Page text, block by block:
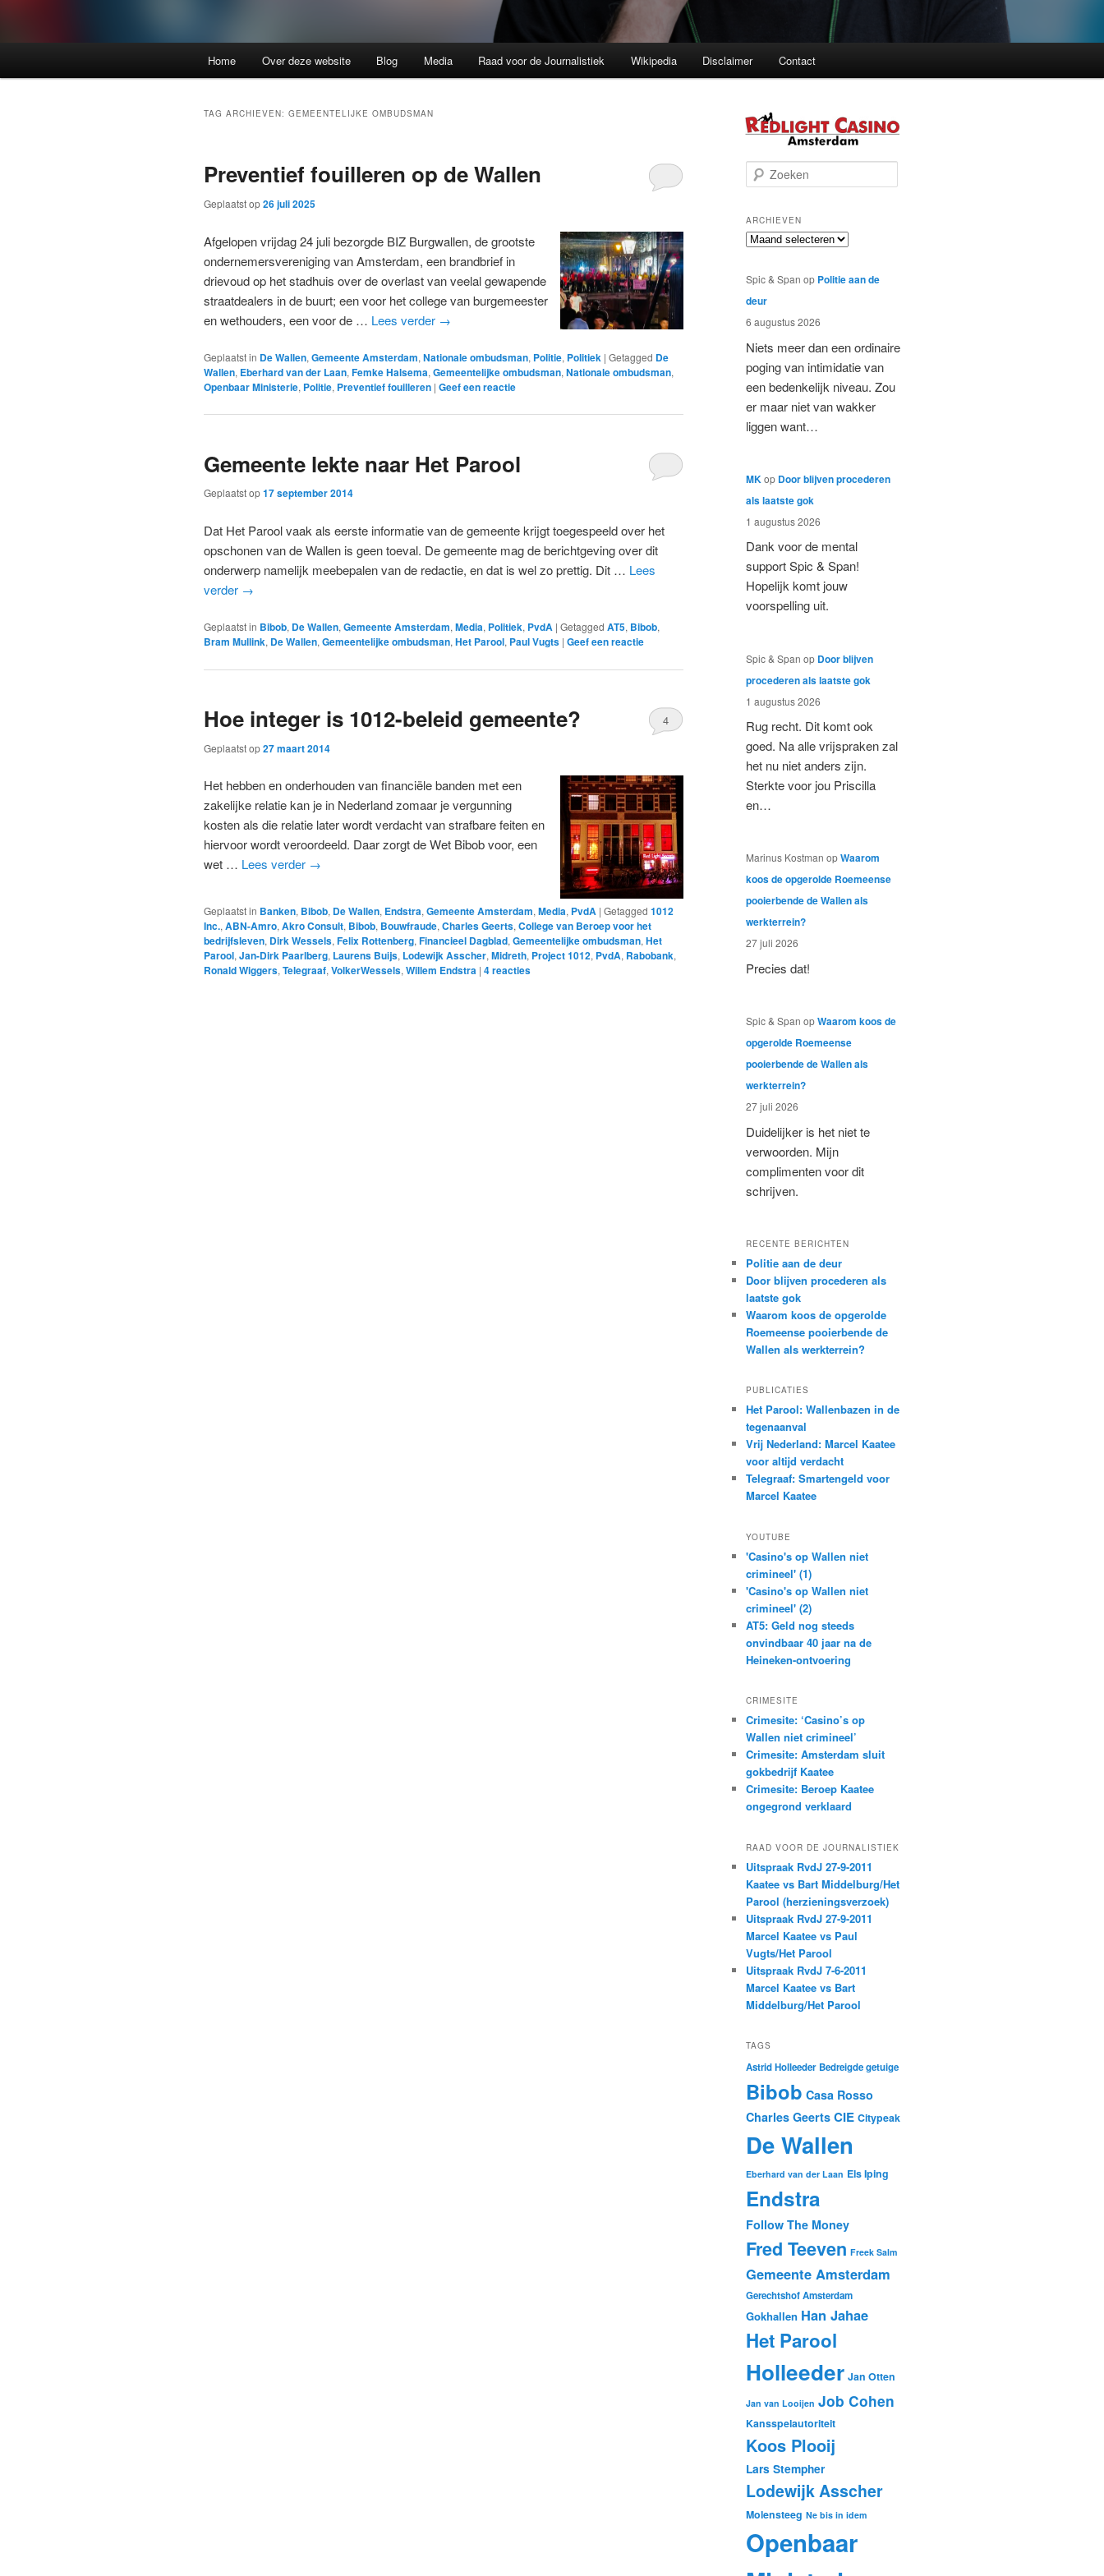
Home Over deze website Blog Media Raad voor de Journalistiek Wikipedia Disclaimer Contact
TAG ARCHIEVEN: GEMEENTELIJKE OMBUDSMAN
Preventief fouilleren op de Wallen
Geplaatst op26 juli 2025
Afgelopen vrijdag 24 juli bezorgde BIZ Burgwallen, de grootste
ondernemersvereniging van Amsterdam, een brandbrief in
drievoud op het stadhuis over de overlast van veelal gewapende
straatdealers in de buurt; een voor het college van burgemeester
en wethouders, een voor de … Lees verder →
Geplaatst in De Wallen, Gemeente Amsterdam, Nationale ombudsman, Politie, Politiek | Getagged De
Wallen, Eberhard van der Laan, Femke Halsema, Gemeentelijke ombudsman, Nationale ombudsman,
Openbaar Ministerie, Politie, Preventief fouilleren | Geef een reactie
Gemeente lekte naar Het Parool
Geplaatst op17 september 2014
Dat Het Parool vaak als eerste informatie van de gemeente krijgt toegespeeld over het
opschonen van de Wallen is geen toeval. De gemeente mag de berichtgeving over dit
onderwerp namelijk meebepalen van de redactie, en dat is wel zo prettig. Dit … Lees
verder →
Geplaatst in Bibob, De Wallen, Gemeente Amsterdam, Media, Politiek, PvdA | Getagged AT5, Bibob,
Bram Mullink, De Wallen, Gemeentelijke ombudsman, Het Parool, Paul Vugts | Geef een reactie
Hoe integer is 1012-beleid gemeente?
Geplaatst op27 maart 2014
4
Het hebben en onderhouden van financiële banden met een
zakelijke relatie kan je in Nederland zomaar je vergunning
kosten als die relatie later wordt verdacht van strafbare feiten en
hiervoor wordt veroordeeld. Daar zorgt de Wet Bibob voor, een
wet … Lees verder →
Geplaatst in Banken, Bibob, De Wallen, Endstra, Gemeente Amsterdam, Media, PvdA | Getagged 1012
Inc., ABN-Amro, Akro Consult, Bibob, Bouwfraude, Charles Geerts, College van Beroep voor het
bedrijfsleven, Dirk Wessels, Felix Rottenberg, Financieel Dagblad, Gemeentelijke ombudsman, Het
Parool, Jan-Dirk Paarlberg, Laurens Buijs, Lodewijk Asscher, Midreth, Project 1012, PvdA, Rabobank,
Ronald Wiggers, Telegraaf, VolkerWessels, Willem Endstra | 4reacties
o
k
e
n
ARCHIEVEN
Archieven
Spic & Span op Politie aan de
deur
6 augustus 2026
Niets meer dan een ordinaire
poging van intimidatie van
een bedenkelijk niveau. Zou
er maar niet van wakker
liggen want…
MKop Door blijven procederen
als laatste gok
1 augustus 2026
Dank voor de mental
support Spic & Span!
Hopelijk komt jouw
voorspelling uit.
Spic & Span op Door blijven
procederen als laatste gok
1 augustus 2026
Rug recht. Dit komt ook
goed. Na alle vrijspraken zal
het nu niet anders zijn.
Sterkte voor jou Priscilla
en…
Marinus Kostman opWaarom
koos de opgerolde Roemeense
pooierbende de Wallen als
werkterrein?
27 juli 2026
Precies dat!
Spic & Span opWaarom koos de
opgerolde Roemeense
pooierbende de Wallen als
werkterrein?
27 juli 2026
Duidelijker is het niet te
verwoorden. Mijn
complimenten voor dit
schrijven.
RECENTE BERICHTEN
Politie aan de deur
Door blijven procederen als
laatste gok
Waarom koos de opgerolde
Roemeense pooierbende de
Wallen als werkterrein?
PUBLICATIES
Het Parool: Wallenbazen in de
tegenaanval
Vrij Nederland: Marcel Kaatee
voor altijd verdacht
Telegraaf: Smartengeld voor
Marcel Kaatee
YOUTUBE
'Casino's op Wallen niet
crimineel' (1)
'Casino's op Wallen niet
crimineel' (2)
AT5: Geld nog steeds
onvindbaar 40 jaar na de
Heineken-ontvoering
CRIMESITE
Crimesite: ‘Casino’s op
Wallen niet crimineel’
Crimesite: Amsterdam sluit
gokbedrijf Kaatee
Crimesite: Beroep Kaatee
ongegrond verklaard
RAAD VOOR DE JOURNALISTIEK
Uitspraak RvdJ 27-9-2011
Kaatee vs Bart Middelburg/Het
Parool (herzieningsverzoek)
Uitspraak RvdJ 27-9-2011
Marcel Kaatee vs Paul
Vugts/Het Parool
Uitspraak RvdJ 7-6-2011
Marcel Kaatee vs Bart
Middelburg/Het Parool
TAGS
Astrid Holleeder Bedreigde getuige
Bibob Casa Rosso
Charles Geerts CIE Citypeak
De Wallen
Eberhard van der Laan Els Iping
Endstra
Follow The Money
Fred Teeven Freek Salm
Gemeente Amsterdam
Gerechtshof Amsterdam
Gokhallen Han Jahae
Het Parool
Holleeder Jan Otten
Jan van Looijen Job Cohen
Kansspelautoriteit
Koos Plooij
Lars Stempher
Lodewijk Asscher
Molensteeg Ne bis in idem
Openbaar